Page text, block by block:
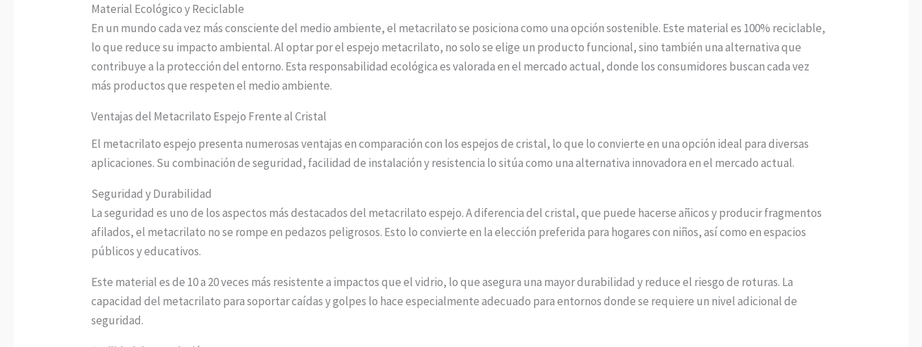
Material Ecológico y Reciclable
En un mundo cada vez más consciente del medio ambiente, el metacrilato se posiciona como una opción sostenible. Este material es 100% reciclable,
lo que reduce su impacto ambiental. Al optar por el espejo metacrilato, no solo se elige un producto funcional, sino también una alternativa que
contribuye a la protección del entorno. Esta responsabilidad ecológica es valorada en el mercado actual, donde los consumidores buscan cada vez
más productos que respeten el medio ambiente.
Ventajas del Metacrilato Espejo Frente al Cristal
El metacrilato espejo presenta numerosas ventajas en comparación con los espejos de cristal, lo que lo convierte en una opción ideal para diversas
aplicaciones. Su combinación de seguridad, facilidad de instalación y resistencia lo sitúa como una alternativa innovadora en el mercado actual.
Seguridad y Durabilidad
La seguridad es uno de los aspectos más destacados del metacrilato espejo. A diferencia del cristal, que puede hacerse añicos y producir fragmentos
afilados, el metacrilato no se rompe en pedazos peligrosos. Esto lo convierte en la elección preferida para hogares con niños, así como en espacios
públicos y educativos.
Este material es de 10 a 20 veces más resistente a impactos que el vidrio, lo que asegura una mayor durabilidad y reduce el riesgo de roturas. La
capacidad del metacrilato para soportar caídas y golpes lo hace especialmente adecuado para entornos donde se requiere un nivel adicional de
seguridad.